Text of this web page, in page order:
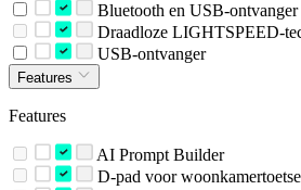
Bluetooth en USB-
Draadloze LIGHTSPEED-
USB-ontvanger
Features
Features
AI Prompt Builder
D-pad voor